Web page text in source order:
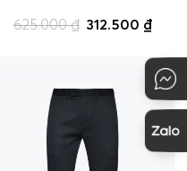
312.500 ₫
625.000 ₫